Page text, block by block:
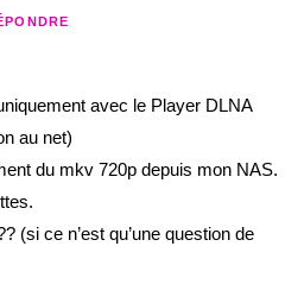
avec le Player DLNA
au net)
du mkv 720p depuis mon NAS.
(si ce n’est qu’une question de